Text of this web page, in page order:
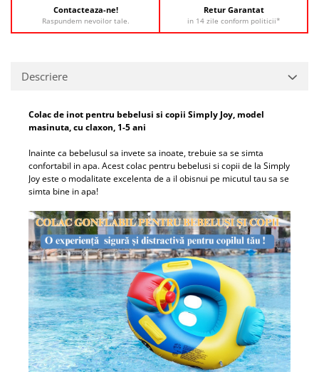
Contacteaza-ne!
Raspundem nevoilor tale.
Retur Garantat
in 14 zile conform politicii*
Descriere
Colac de inot pentru bebelusi si copii Simply Joy, model
masinuta, cu claxon, 1-5 ani
Inainte ca bebelusul sa invete sa inoate, trebuie sa se simta
confortabil in apa. Acest colac pentru bebelusi si copii de la Simply
Joy este o modalitate excelenta de a il obisnui pe micutul tau sa se
simta bine in apa!